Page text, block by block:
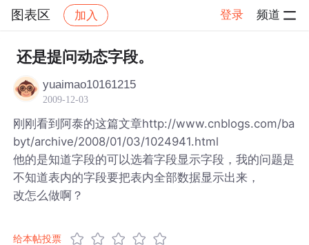
图表区 加入 登录 频道
社区 图表区 帖子详情
还是提问动态字段。
yuaimao10161215
2009-12-03
刚刚看到阿泰的这篇文章http://www.cnblogs.com/ba
byt/archive/2008/01/03/1024941.html
他的是知道字段的可以选着字段显示字段，我的问题是
不知道表内的字段要把表内全部数据显示出来，
改怎么做啊？
给本帖投票